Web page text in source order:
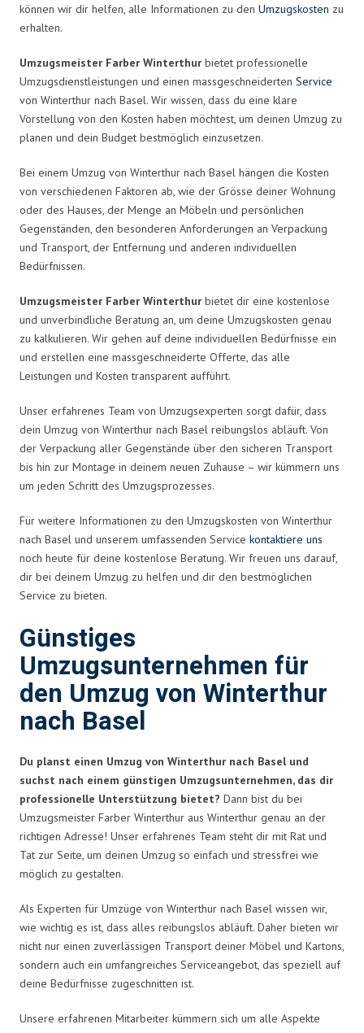
können wir dir helfen, alle Informationen zu den Umzugskosten zu
erhalten.
Umzugsmeister Farber Winterthur bietet professionelle
Umzugsdienstleistungen und einen massgeschneiderten Service
von Winterthur nach Basel. Wir wissen, dass du eine klare
Vorstellung von den Kosten haben möchtest, um deinen Umzug zu
planen und dein Budget bestmöglich einzusetzen.
Bei einem Umzug von Winterthur nach Basel hängen die Kosten
von verschiedenen Faktoren ab, wie der Grösse deiner Wohnung
oder des Hauses, der Menge an Möbeln und persönlichen
Gegenständen, den besonderen Anforderungen an Verpackung
und Transport, der Entfernung und anderen individuellen
Bedürfnissen.
Umzugsmeister Farber Winterthur bietet dir eine kostenlose
und unverbindliche Beratung an, um deine Umzugskosten genau
zu kalkulieren. Wir gehen auf deine individuellen Bedürfnisse ein
und erstellen eine massgeschneiderte Offerte, das alle
Leistungen und Kosten transparent aufführt.
Unser erfahrenes Team von Umzugsexperten sorgt dafür, dass
dein Umzug von Winterthur nach Basel reibungslos abläuft. Von
der Verpackung aller Gegenstände über den sicheren Transport
bis hin zur Montage in deinem neuen Zuhause – wir kümmern uns
um jeden Schritt des Umzugsprozesses.
Für weitere Informationen zu den Umzugskosten von Winterthur
nach Basel und unserem umfassenden Service kontaktiere uns
noch heute für deine kostenlose Beratung. Wir freuen uns darauf,
dir bei deinem Umzug zu helfen und dir den bestmöglichen
Service zu bieten.
Günstiges
Umzugsunternehmen für
den Umzug von Winterthur
nach Basel
Du planst einen Umzug von Winterthur nach Basel und
suchst nach einem günstigen Umzugsunternehmen, das dir
professionelle Unterstützung bietet? Dann bist du bei
Umzugsmeister Farber Winterthur aus Winterthur genau an der
richtigen Adresse! Unser erfahrenes Team steht dir mit Rat und
Tat zur Seite, um deinen Umzug so einfach und stressfrei wie
möglich zu gestalten.
Als Experten für Umzüge von Winterthur nach Basel wissen wir,
wie wichtig es ist, dass alles reibungslos abläuft. Daher bieten wir
nicht nur einen zuverlässigen Transport deiner Möbel und Kartons,
sondern auch ein umfangreiches Serviceangebot, das speziell auf
deine Bedürfnisse zugeschnitten ist.
Unsere erfahrenen Mitarbeiter kümmern sich um alle Aspekte